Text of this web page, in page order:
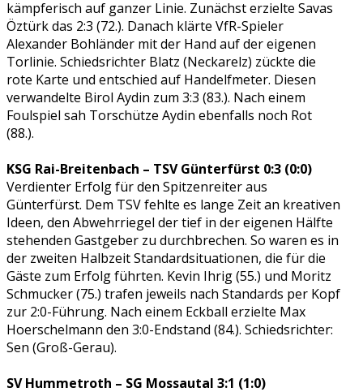
kämpferisch auf ganzer Linie. Zunächst erzielte Savas
Öztürk das 2:3 (72.). Danach klärte VfR-Spieler
Alexander Bohländer mit der Hand auf der eigenen
Torlinie. Schiedsrichter Blatz (Neckarelz) zückte die
rote Karte und entschied auf Handelfmeter. Diesen
verwandelte Birol Aydin zum 3:3 (83.). Nach einem
Foulspiel sah Torschütze Aydin ebenfalls noch Rot
(88.).
KSG Rai-Breitenbach – TSV Günterfürst 0:3 (0:0)
Verdienter Erfolg für den Spitzenreiter aus
Günterfürst. Dem TSV fehlte es lange Zeit an kreativen
Ideen, den Abwehrriegel der tief in der eigenen Hälfte
stehenden Gastgeber zu durchbrechen. So waren es in
der zweiten Halbzeit Standardsituationen, die für die
Gäste zum Erfolg führten. Kevin Ihrig (55.) und Moritz
Schmucker (75.) trafen jeweils nach Standards per Kopf
zur 2:0-Führung. Nach einem Eckball erzielte Max
Hoerschelmann den 3:0-Endstand (84.). Schiedsrichter:
Sen (Groß-Gerau).
SV Hummetroth – SG Mossautal 3:1 (1:0)